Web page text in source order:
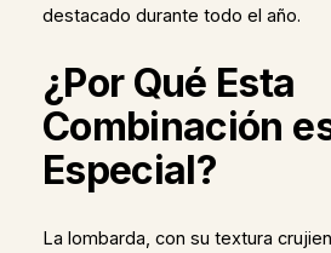
destacado durante todo el año.
¿Por Qué Esta
Combinación
Especial?
La lombarda, con su textura